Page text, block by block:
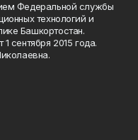
Федеральной службы
технологий и
Башкортостан.
сентября 2015 года.